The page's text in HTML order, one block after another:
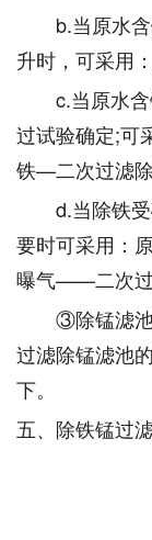
b.当原水含
升时，可采用
c.当原水含
过试验确定;
铁—二次过滤
d.当除铁受
要时可采用：
曝气——二次
③除锰滤池
过滤除锰滤池
下。
五、除铁锰过